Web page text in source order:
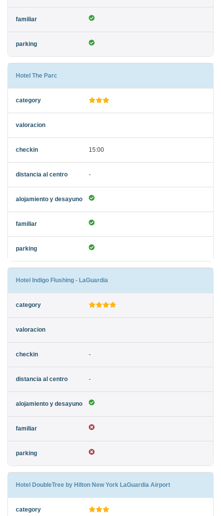
Hotel The Parc
15:00
-
Hotel Indigo Flushing - LaGuardia
-
-
Hotel DoubleTree by Hilton New York LaGuardia Airport